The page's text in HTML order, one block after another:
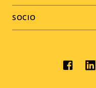
SOCIO
Social